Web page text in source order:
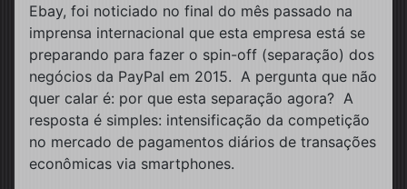
Ebay, foi noticiado no final do mês passado na
imprensa internacional que esta empresa está se
preparando para fazer o spin-off (separação) dos
negócios da PayPal em 2015. A pergunta que não
quer calar é: por que esta separação agora? A
resposta é simples: intensificação da competição
no mercado de pagamentos diários de transações
econômicas via smartphones.